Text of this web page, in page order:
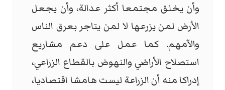
وأن يخلق مجتمعا أكثر عدالة، وأن يجعل
الأرض لمن يزرعها لا لمن يتاجر بعرق الناس
والآمهم. كما عمل على دعم مشاريع
استصلاح الأراضي والنهوض بالقطاع الزراعي،
إدراكا منه أن الزراعة ليست هامشا اقتصاديا،